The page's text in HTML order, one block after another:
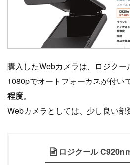
購入したWebカメラは、ロジクー
1080pでオートフォーカスが付い
程度。
Webカメラとしては、少し良い部
ロジクール C920n